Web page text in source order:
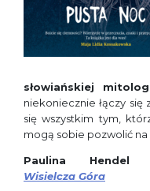
słowiańskiej
niekoniecznie łączy
się wszystkim tym,
mogą sobie pozwolić
Paulina Hendel
Wisielcza Góra